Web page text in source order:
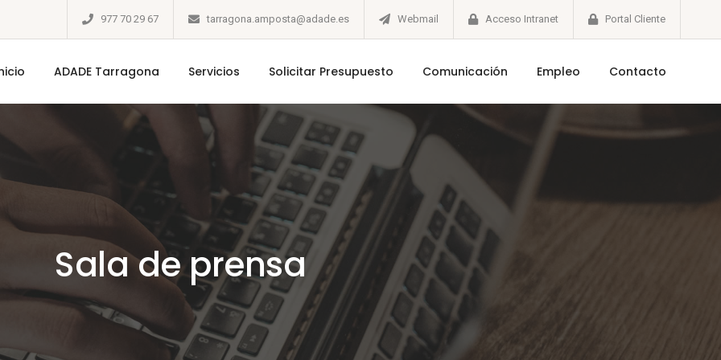
977 70 29 67 tarragona.amposta@adade.es Webmail Acceso Intranet Portal Cliente
ADADE Tarragona Servicios Solicitar Presupuesto Comunicación Empleo Contacto
Sala de prensa